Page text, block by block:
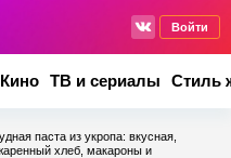
Войти
Кино ТВ и сериалы Стиль
паста из укропа: вкусная,
хлеб, макароны и